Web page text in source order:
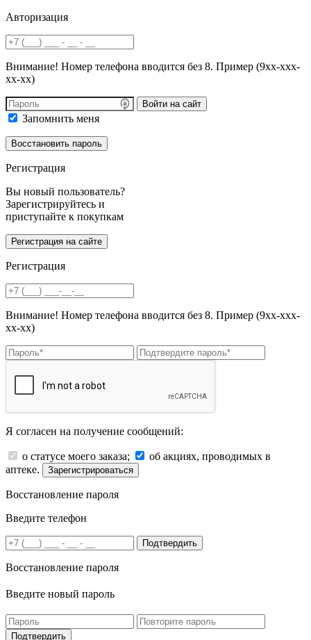
Авторизация
Внимание! Номер телефона вводится без 8. Пример (9хх-ххх-
хх-хх)
Войти на сайт
Запомнить меня
Регистрация
Вы новый пользователь?
Зарегистрируйтесь и
приступайте к покупкам
Регистрация
Внимание! Номер телефона вводится без 8. Пример (9хх-ххх-
хх-хх)
Я согласен на получение сообщений:
о статусе моего заказа;
об акциях, проводимых в
аптеке.
Зарегистрироваться
Восстановление пароля
Введите телефон
Подтвердить
Восстановление пароля
Введите новый пароль